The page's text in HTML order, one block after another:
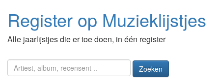
Register op Muzieklijstjes
Alle jaarlijstjes die er toe doen, in één register
Zoeken